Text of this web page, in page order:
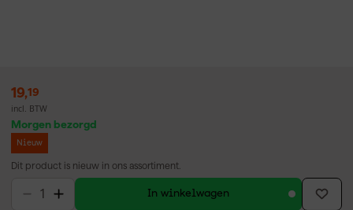
19,19
incl. BTW
Morgen bezorgd
Nieuw
Dit product is nieuw in ons assortiment.
In winkelwagen